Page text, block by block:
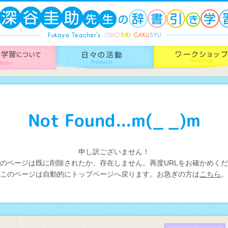
Not Found...m(_ _)m
申し訳ございません！
ページは既に削除されたか、存在しません。再度URLをお確かめく
このページは自動的にトップページへ戻ります。お急ぎの方はこちら 。